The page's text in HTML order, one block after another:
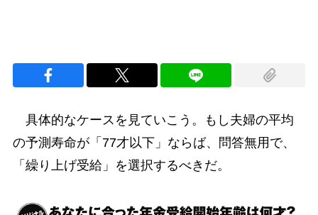
具体的なケースを見ていこう。もし夫婦の平均
の予測寿命が「77才以下」ならば、問答無用で、
「繰り上げ受給」を選択するべきだ。